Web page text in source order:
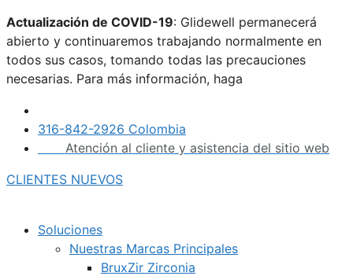
Saltar
al
contenido
Actualización de COVID-19: Glidewell permanecerá
abierto y continuaremos trabajando normalmente en
todos sus casos, tomando todas las precauciones
necesarias. Para más información, haga
316-842-2926 Colombia
Atención al cliente y asistencia del sitio web
CLIENTES NUEVOS
Soluciones
Nuestras Marcas Principales
BruxZir Zirconia